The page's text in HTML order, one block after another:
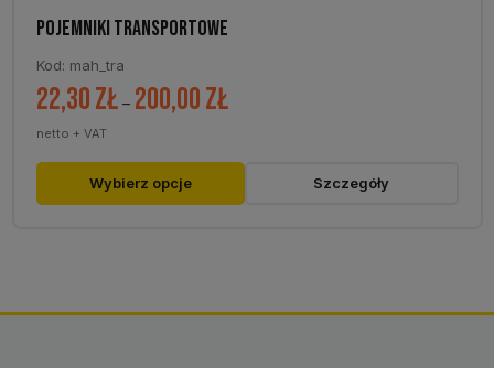
POJEMNIKI TRANSPORTOWE
Kod: mah_tra
22,30zł – 200,00zł
22,30 zł
netto + VAT
Wybierz opcje
Ten
produkt
można
Szczegóły